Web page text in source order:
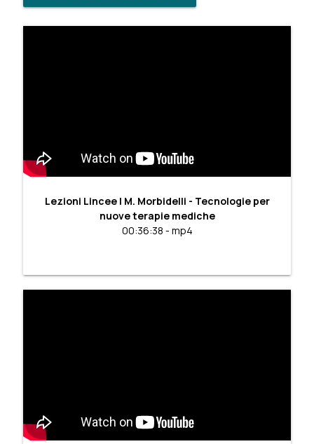
Lezioni Lincee | M. Morbidelli - Tecnologie per
nuove terapie mediche
00:36:38 - mp4